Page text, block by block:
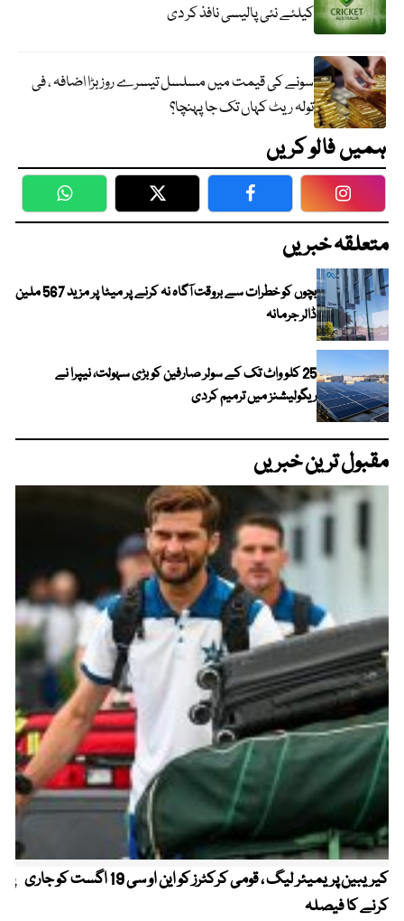
کیلئے نئی پالیسی نافذ کر دی
سونے کی قیمت میں مسلسل تیسرے روز بڑا اضافہ ، فی
تولہ ریٹ کہاں تک جا پہنچا؟
ہمیں فالو کریں
WhatsApp Twitter Facebook
متعلقہ خبریں
بچوں کو خطرات سے بروقت آگاہ نہ کرنے پر میٹا پر مزید 567 ملین
ڈالر جرمانہ
25 کلو واٹ تک کے سولر صارفین کو بڑی سہولت، نیپرا نے
ریگولیشنز میں ترمیم کردی
مقبول ترین خبریں
کیریبین پریمیئر لیگ ، قومی کرکٹرز کو این او سی 19 اگست کو جاری
کرنے کا فیصلہ